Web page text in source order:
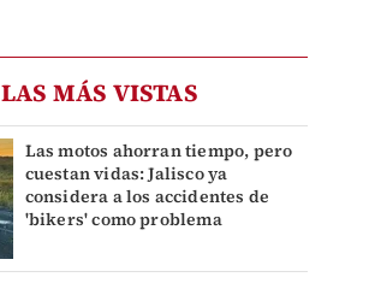
LAS MÁS VISTAS
Las motos ahorran tiempo, pero
cuestan vidas: Jalisco ya
considera a los accidentes de
'bikers' como problema